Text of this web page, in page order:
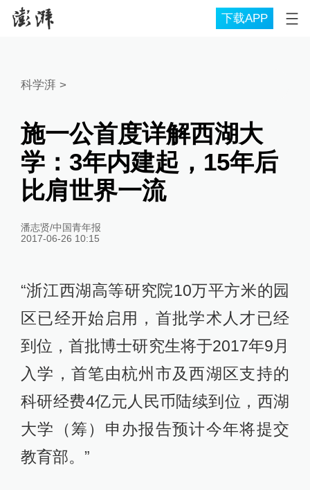
下载APP
科学湃 >
施一公首度详解西湖大
学：3年内建起，15年后
比肩世界一流
潘志贤/中国青年报
2017-06-26 10:15
“浙江西湖高等研究院10万平方米的园
区已经开始启用，首批学术人才已经
到位，首批博士研究生将于2017年9月
入学，首笔由杭州市及西湖区支持的
科研经费4亿元人民币陆续到位，西湖
大学（筹）申办报告预计今年将提交
教育部。”